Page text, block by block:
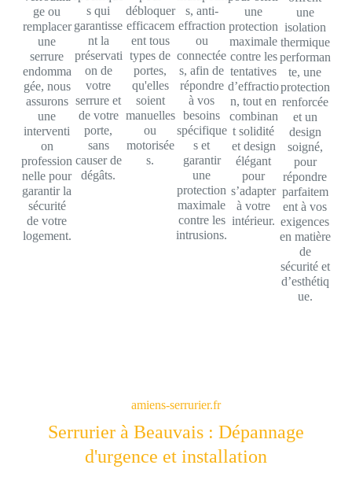
ge ou
remplacer
une
serrure
endomma
gée, nous
assurons
une
interventi
on
profession
nelle pour
garantir la
sécurité
de votre
logement.
s qui
garantisse
nt la
préservati
on de
votre
serrure et
de votre
porte,
sans
causer de
dégâts.
débloquer
efficacem
ent tous
types de
portes,
qu'elles
soient
manuelles
ou
motorisée
s.
s, anti-
effraction
ou
connectée
s, afin de
répondre
à vos
besoins
spécifique
s et
garantir
une
protection
maximale
contre les
intrusions.
une
protection
maximale
contre les
tentatives
d’effractio
n, tout en
combinan
t solidité
et design
élégant
pour
s’adapter
à votre
intérieur.
une
isolation
thermique
performan
te, une
protection
renforcée
et un
design
soigné,
pour
répondre
parfaitem
ent à vos
exigences
en matière
de
sécurité et
d’esthétiq
ue.
amiens-serrurier.fr
Serrurier à Beauvais : Dépannage
d'urgence et installation